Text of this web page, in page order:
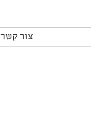
צור קשר